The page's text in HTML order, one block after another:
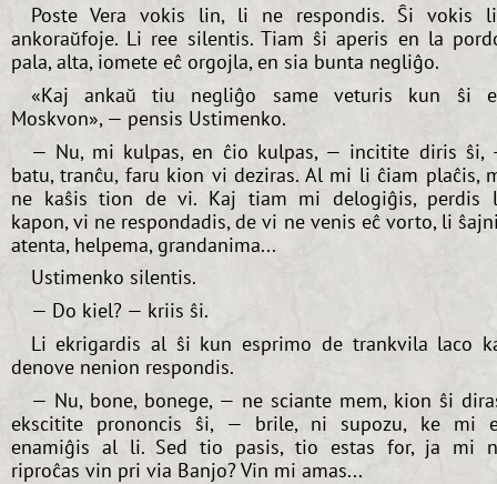
Poste Vera vokis lin, li ne respondis. Ŝi vokis
ankoraŭfoje. Li ree silentis. Tiam ŝi aperis en la
pala, alta, iomete eĉ orgojla, en sia bunta negliĝo.
«Kaj ankaŭ tiu negliĝo same veturis kun ŝi
Moskvon», — pensis Ustimenko.
— Nu, mi kulpas, en ĉio kulpas, — incitite diris ŝi,
batu, tranĉu, faru kion vi deziras. Al mi li ĉiam plaĉis,
ne kaŝis tion de vi. Kaj tiam mi delogiĝis, perdis
kapon, vi ne respondadis, de vi ne venis eĉ vorto, li
atenta, helpema, grandanima...
Ustimenko silentis.
— Do kiel? — kriis ŝi.
Li ekrigardis al ŝi kun esprimo de trankvila laco
denove nenion respondis.
— Nu, bone, bonege, — ne sciante mem, kion ŝi
ekscitite prononcis ŝi, — brile, ni supozu, ke mi
enamiĝis al li. Sed tio pasis, tio estas for, ja mi
riproĉas vin pri via Banjo? Vin mi amas...